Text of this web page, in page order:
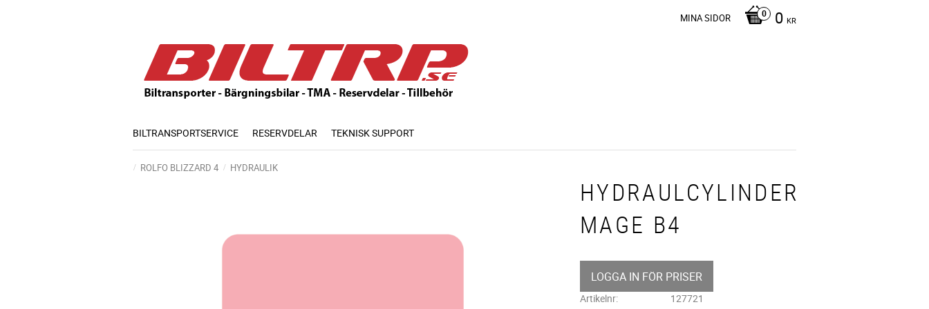
0 KR
MINA SIDOR
BILTRANSPORTSERVICE RESERVDELAR TEKNISK SUPPORT
ROLFO BLIZZARD 4 HYDRAULIK
HYDRAULCYLINDER
MAGE B4
LOGGA IN FÖR PRISER
Artikelnr
127721